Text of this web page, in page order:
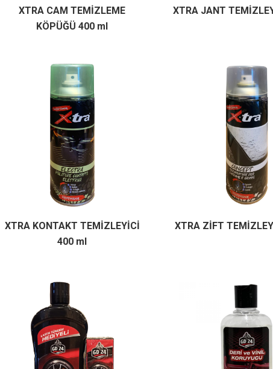
XTRA CAM TEMİZLEME
KÖPÜĞÜ 400 ml
XTRA JANT
XTRA KONTAKT TEMİZLEYİCİ
400 ml
XTRA ZİFT